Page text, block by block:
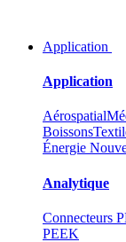
Application
Application
Aérospatial
Boissons
Énergie
Analytique
Connecteurs
PEEK